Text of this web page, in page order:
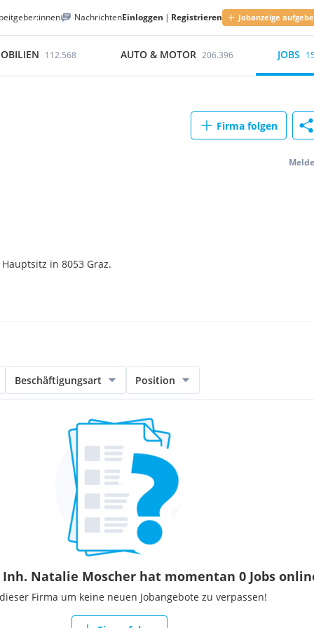
NachrichtenEinloggen | Registrieren Jobanzeige
112.568 AUTO & MOTOR 206.396 JOBS
Firma folgen
in 8053 Graz.
Beschäftigungsart Position
Natalie Moscher hat momentan 0 Jobs
Firma um keine neuen Jobangebote zu verpassen!